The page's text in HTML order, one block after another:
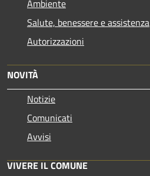
Ambiente
Salute, benessere e assistenza
Autorizzazioni
NOVITÀ
Notizie
Comunicati
Avvisi
VIVERE IL COMUNE